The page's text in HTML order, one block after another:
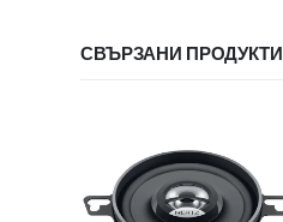
СВЪРЗАНИ ПРОДУКТИ